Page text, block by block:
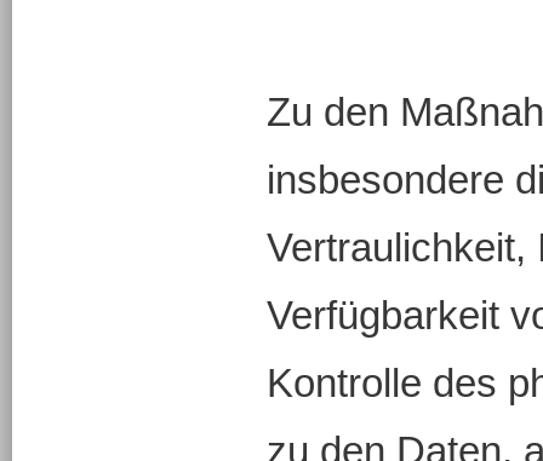
Zu den
insbesondere
Vertraulichkeit,
Verfügbarkeit
Kontrolle des
zu den Daten,